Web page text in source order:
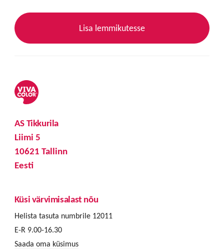
Lisa lemmikutesse
AS Tikkurila
Liimi 5
10621 Tallinn
Eesti
Küsi värvimisalast nõu
Helista tasuta numbrile 12011
E-R 9.00-16.30
Saada oma küsimus